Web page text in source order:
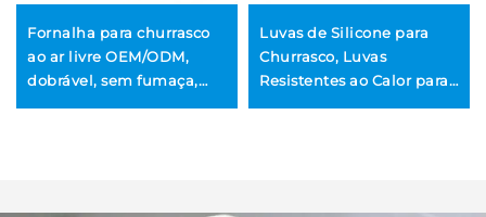
Fornalha para churrasco
ao ar livre OEM/ODM,
dobrável, sem fumaça,
Luvas de Silicone para
Churrasco, Luvas
Resistentes ao Calor para